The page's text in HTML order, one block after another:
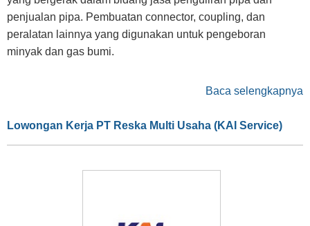
penjualan pipa. Pembuatan connector, coupling, dan
peralatan lainnya yang digunakan untuk pengeboran
minyak dan gas bumi.
Baca selengkapnya
Lowongan Kerja PT Reska Multi Usaha (KAI Service)